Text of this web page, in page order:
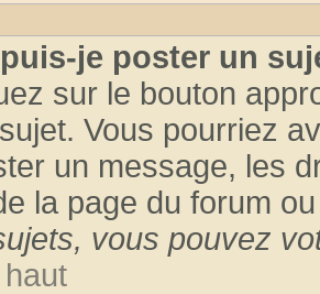
je poster un
sur le bouton
Vous pourriez
un message, les
la page du forum
vous pouvez